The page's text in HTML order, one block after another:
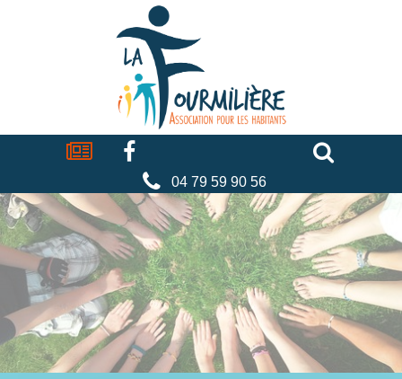
La
fourmilière
Actualités Facebook
04 79 59 90 56
Cookies management panel